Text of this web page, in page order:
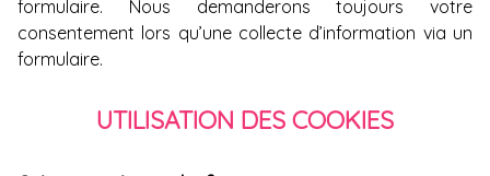
formulaire. Nous demanderons toujours votre
consentement lors qu’une collecte d’information via un
formulaire.
UTILISATION DES COOKIES